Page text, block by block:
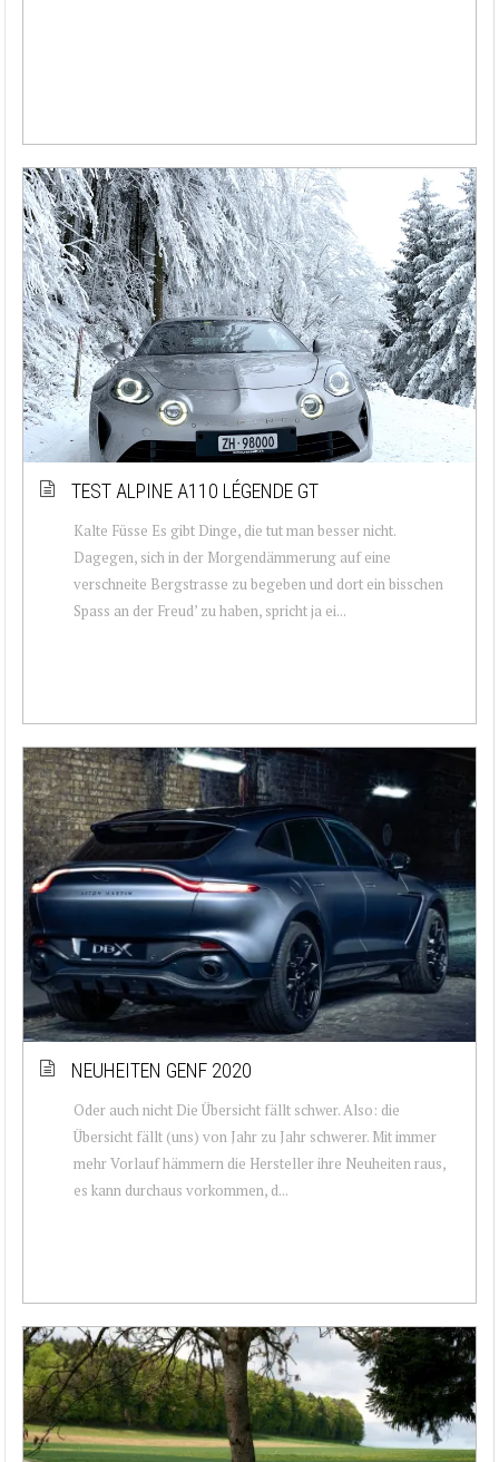
TEST ALPINE A110 LÉGENDE GT
Kalte Füsse Es gibt Dinge, die tut man besser nicht.
Dagegen, sich in der Morgendämmerung auf eine
verschneite Bergstrasse zu begeben und dort ein bisschen
Spass an der Freud’ zu haben, spricht ja ei...
NEUHEITEN GENF 2020
Oder auch nicht Die Übersicht fällt schwer. Also: die
Übersicht fällt (uns) von Jahr zu Jahr schwerer. Mit immer
mehr Vorlauf hämmern die Hersteller ihre Neuheiten raus,
es kann durchaus vorkommen, d...